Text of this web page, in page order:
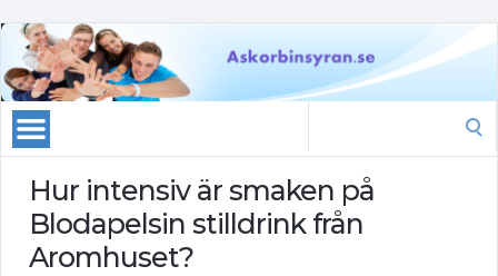
Hur intensiv är smaken på
Blodapelsin stilldrink från
Aromhuset?